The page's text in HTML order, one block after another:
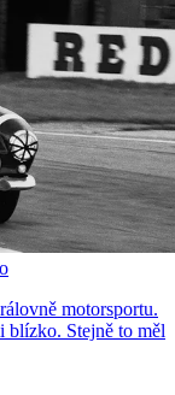
motorsportu.
blízko. Stejně to měl